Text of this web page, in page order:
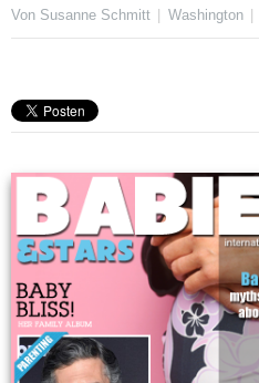
Von Susanne Schmitt Washington